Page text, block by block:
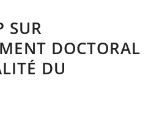
SUR
DOCTORAL
DU